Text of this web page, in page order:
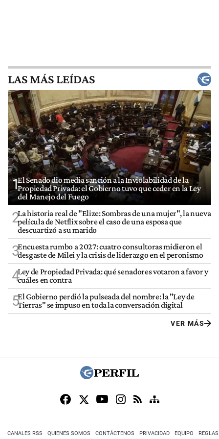
LAS MÁS LEÍDAS
1El Senado dio media sanción a la Inviolabilidad de la
Propiedad Privada: el Gobierno tuvo que ceder en la Ley
del Manejo del Fuego
2La historia real de "Elize: Sombras de una mujer", la nueva
película de Netflix sobre el caso de una esposa que
descuartizó a su marido
3Encuesta rumbo a 2027: cuatro consultoras midieron el
desgaste de Milei y la crisis de liderazgo en el peronismo
4Ley de Propiedad Privada: qué senadores votaron a favor y
cuáles en contra
5El Gobierno perdió la pulseada del nombre: la "Ley de
Tierras" se impuso en toda la conversación digital
VER MÁS
CANALES RSS QUIENES SOMOS CONTÁCTENOS PRIVACIDAD EQUIPO